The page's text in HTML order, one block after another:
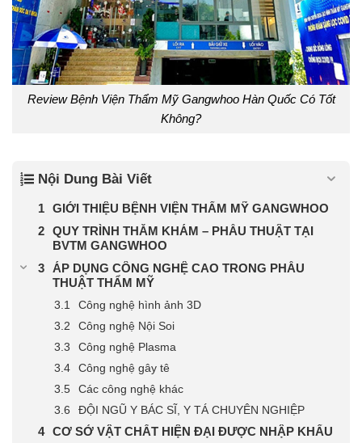
Review Bệnh Viện Thẩm Mỹ Gangwhoo Hàn Quốc Có Tốt
Không?
Nội Dung Bài Viết
GIỚI THIỆU BỆNH VIỆN THẨM MỸ GANGWHOO
QUY TRÌNH THĂM KHÁM – PHẪU THUẬT TẠI
BVTM GANGWHOO
ÁP DỤNG CÔNG NGHỆ CAO TRONG PHẪU
THUẬT THẨM MỸ
Công nghệ hình ảnh 3D
Công nghệ Nội Soi
Công nghệ Plasma
Công nghệ gây tê
Các công nghệ khác
ĐỘI NGŨ Y BÁC SĨ, Y TÁ CHUYÊN NGHIỆP
CƠ SỞ VẬT CHẤT HIỆN ĐẠI ĐƯỢC NHẬP KHẨU